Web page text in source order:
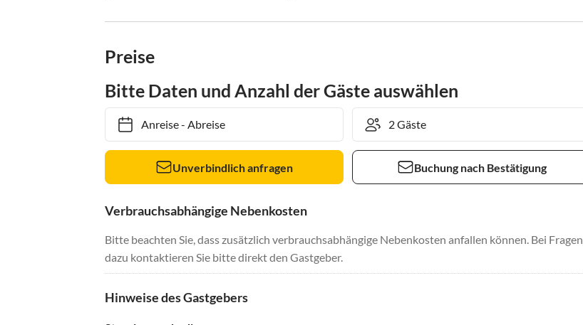
Preise
Bitte Daten und Anzahl der Gäste auswählen
Anreise- Abreise
Unverbindlich anfragen Buchung nach Bestätigung
Verbrauchsabhängige Nebenkosten
Bitte beachten Sie, dass zusätzlich verbrauchsabhängige Nebenkosten anfallen können. Bei Fragen
dazu kontaktieren Sie bitte direkt den Gastgeber.
Hinweise des Gastgebers